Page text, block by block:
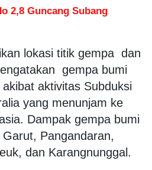
2,8 Guncang Subang
lokasi titik gempa dan
gempa bumi
aktivitas Subduksi
yang menunjam ke
Dampak gempa bumi
Pangandaran,
dan Karangnunggal.